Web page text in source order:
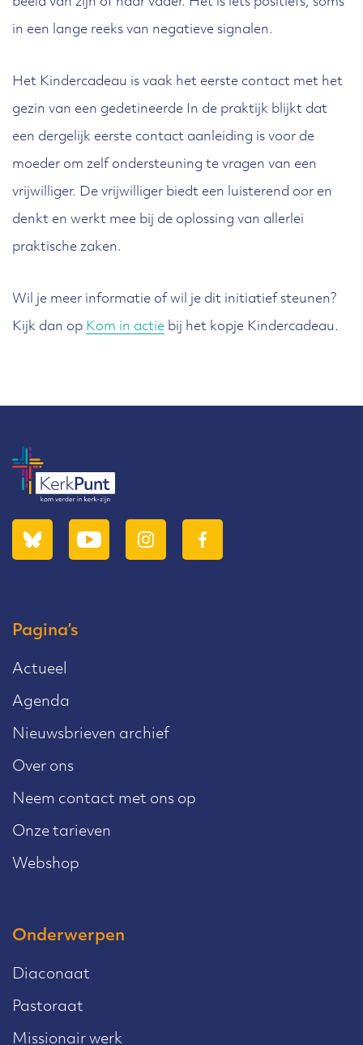
in een lange reeks van negatieve signalen.
Het Kindercadeau is vaak het eerste contact met het
gezin van een gedetineerde In de praktijk blijkt dat
een dergelijk eerste contact aanleiding is voor de
moeder om zelf ondersteuning te vragen van een
vrijwilliger. De vrijwilliger biedt een luisterend oor en
denkt en werkt mee bij de oplossing van allerlei
praktische zaken.
Wil je meer informatie of wil je dit initiatief steunen?
Kijk dan op Kom in actie bij het kopje Kindercadeau.
Pagina’s
Actueel
Agenda
Nieuwsbrieven archief
Over ons
Neem contact met ons op
Onze tarieven
Webshop
Onderwerpen
Diaconaat
Pastoraat
Missionair werk